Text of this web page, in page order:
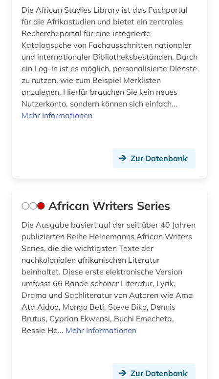
geografie (1)
geographischer name (2)
geologie (1)
george (1)
geschichte &lt;1492-1895&gt; (1)
geschichte &lt;1550-1921&gt; (1)
geschichte &lt;1731-1869&gt; (1)
geschichte &lt;1801-1819&gt; (1)
geschichte &lt;600-1900&gt; (1)
geschichte 1275-1504 (1)
geschichte 1280-1915 (1)
geschichte 1400-2015 (1)
Die African Studies Library ist das Fachportal
für die Afrikastudien und bietet ein zentrales
Rechercheportal für eine integrierte
Katalogsuche von Fachausschnitten nationaler
und internationaler Bibliotheksbeständen. Durch
ein Log-in ist es möglich, personalisierte Dienste
zu nutzen, wie zum Beispiel Merklisten
anzulegen. Hierfür brauchen Sie kein neues
Nutzerkonto, sondern können sich einfach...
Mehr Informationen
Zur Datenbank
African Writers Series
Die Ausgabe basiert auf der seit über 40 Jahren
publizierten Reihe Heinemanns African Writers
Series, die die wichtigsten Texte der
nachkolonialen afrikanischen Literatur
beinhaltet. Diese erste elektronische Version
umfasst 66 Bände schöner Literatur, Lyrik,
Drama und Sachliteratur von Autoren wie Ama
Ata Aidoo, Mongo Beti, Steve Biko, Dennis
Brutus, Cyprian Ekwensi, Buchi Emecheta,
Bessie He... Mehr Informationen
Zur Datenbank